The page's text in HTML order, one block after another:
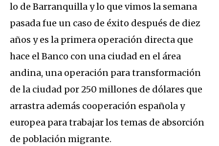
lo de Barranquilla y lo que vimos la semana
pasada fue un caso de éxito después de diez
años y es la primera operación directa que
hace el Banco con una ciudad en el área
andina, una operación para transformación
de la ciudad por 250 millones de dólares que
arrastra además cooperación española y
europea para trabajar los temas de absorción
de población migrante.